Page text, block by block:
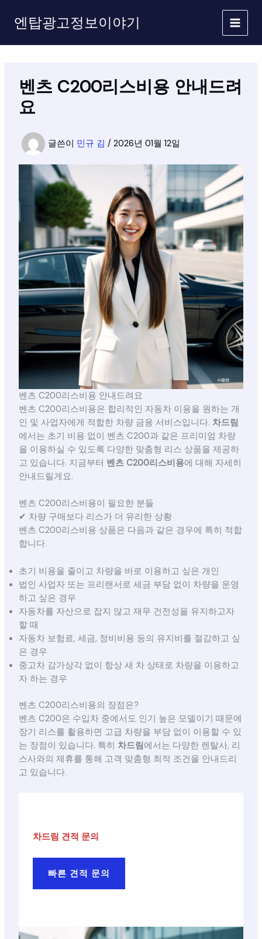
로
엔탑광고정보이야기
벤츠 C200리스비용 안내드려
요
글쓴이 민규 김 / 2026년 01월 12일
벤츠 C200리스비용 안내드려요
벤츠 C200리스비용은 합리적인 자동차 이용을 원하는 개
인 및 사업자에게 적합한 차량 금융 서비스입니다. 차드림
에서는 초기 비용 없이 벤츠 C200과 같은 프리미엄 차량
을 이용하실 수 있도록 다양한 맞춤형 리스 상품을 제공하
고 있습니다. 지금부터 벤츠 C200리스비용에 대해 자세히
안내드릴게요.
벤츠 C200리스비용이 필요한 분들
✔ 차량 구매보다 리스가 더 유리한 상황
벤츠 C200리스비용 상품은 다음과 같은 경우에 특히 적합
합니다.
초기 비용을 줄이고 차량을 바로 이용하고 싶은 개인
법인 사업자 또는 프리랜서로 세금 부담 없이 차량을 운영
하고 싶은 경우
자동차를 자산으로 잡지 않고 재무 건전성을 유지하고자
할 때
자동차 보험료, 세금, 정비비용 등의 유지비를 절감하고 싶
은 경우
중고차 감가상각 없이 항상 새 차 상태로 차량을 이용하고
자 하는 경우
벤츠 C200리스비용의 장점은?
벤츠 C200은 수입차 중에서도 인기 높은 모델이기 때문에
장기 리스를 활용하면 고급 차량을 부담 없이 이용할 수 있
는 장점이 있습니다. 특히 차드림 에서는 다양한 렌탈사, 리
스사와의 제휴를 통해 고객 맞춤형 최적 조건을 안내드리
고 있습니다.
차드림 견적 문의
빠른 견적 문의